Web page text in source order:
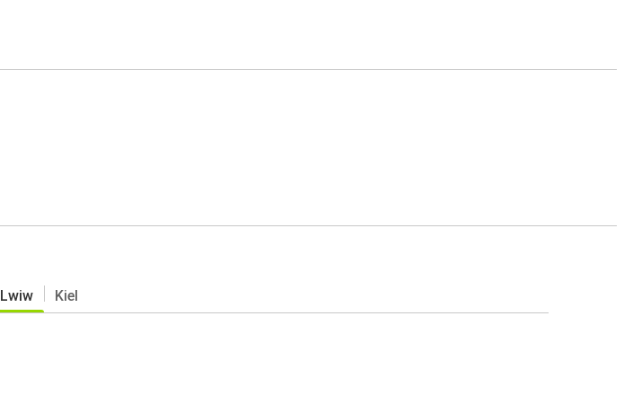
Lwiw Kiel